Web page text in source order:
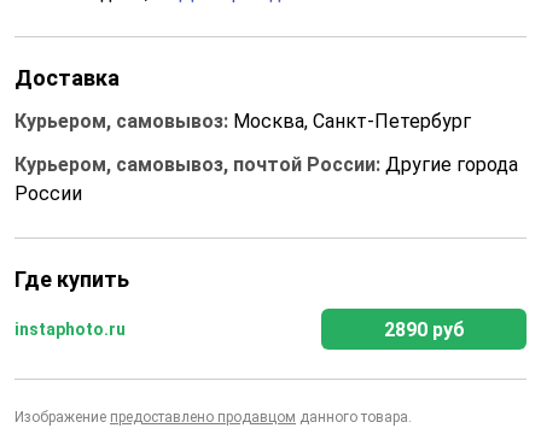
Доставка
Курьером, самовывоз: Москва, Санкт-Петербург
Курьером, самовывоз, почтой России: Другие города
России
Где купить
instaphoto.ru 2890 руб
Изображение предоставлено продавцом данного товара.